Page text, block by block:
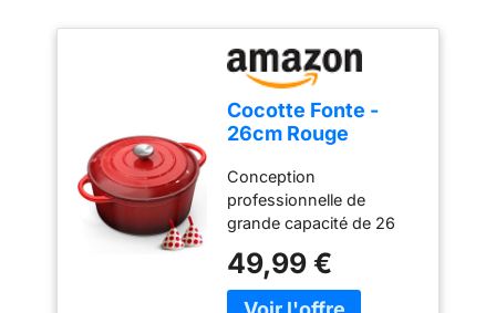
Cocotte Fonte -
26cm Rouge
Four Hollandais
avec Couvercle,
Topbooc 5L Dutch
Oven Émaillée
Compatible
Induction, Gaz,
Conception
professionnelle de
grande capacité de 26
Topbooc casserole
ronde classique de 26
49,99 €